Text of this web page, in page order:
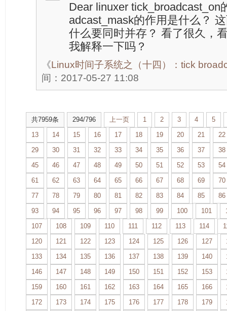
Dear linuxer tick_broadcast_on
adcast_mask的作用是什么？
什么要同时并存？ 看了很久，
我解释一下吗？
《Linux时间子系统之（十四）：tick
间：2017-05-27 11:08
共7959条 294/796 上一页 1 2 3 4
5
13
14 15 16 17 18 19 20 21
22
29
30 31 32 33 34 35 36 37
38
45
46 47 48 49 50 51 52 53
54
61
62 63 64 65 66 67 68 69
70
77
78 79 80 81 82 83 84 85
86
93
94 95 96 97 98 99 100 101
107
108 109 110 111 112 113 114
120
121 122 123 124 125 126 127
133
134 135 136 137 138 139 140
146
147 148 149 150 151 152 153
159
160 161 162 163 164 165 166
172
173 174 175 176 177 178 179